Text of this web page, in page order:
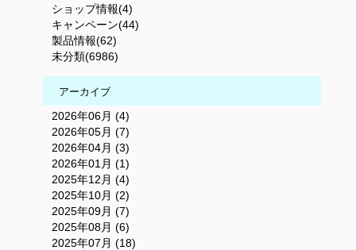
ショップ情報(4)
キャンペーン(44)
製品情報(62)
未分類(6986)
アーカイブ
2026年06月 (4)
2026年05月 (7)
2026年04月 (3)
2026年01月 (1)
2025年12月 (4)
2025年10月 (2)
2025年09月 (7)
2025年08月 (6)
2025年07月 (18)